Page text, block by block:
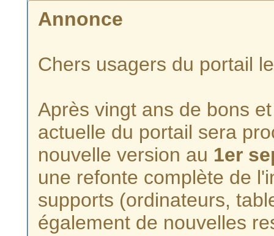
Annonce
Chers usagers du portail
Après vingt ans de bons
actuelle du portail sera
nouvelle version au 1er
une refonte complète de
supports (ordinateurs,
également de nouvelles